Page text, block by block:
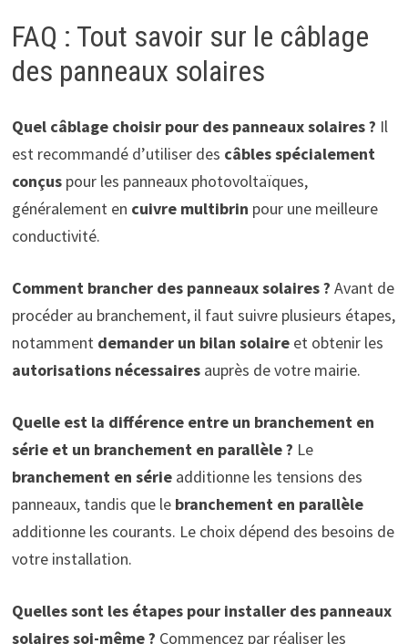
FAQ : Tout savoir sur le câblage
des panneaux solaires
Quel câblage choisir pour des panneaux solaires ? Il
est recommandé d’utiliser des câbles spécialement
conçuspour les panneaux photovoltaïques,
généralement en cuivre multibrin pour une meilleure
conductivité.
Comment brancher des panneaux solaires ? Avant de
procéder au branchement, il faut suivre plusieurs étapes,
notamment demander un bilan solaireet obtenir les
autorisations nécessairesauprès de votre mairie.
Quelle est la différence entre un branchement en
série et un branchement en parallèle ? Le
branchement en sérieadditionne les tensions des
panneaux, tandis que le branchement en parallèle
additionne les courants. Le choix dépend des besoins de
votre installation.
Quelles sont les étapes pour installer des panneaux
solaires soi-même ? Commencez par réaliser les